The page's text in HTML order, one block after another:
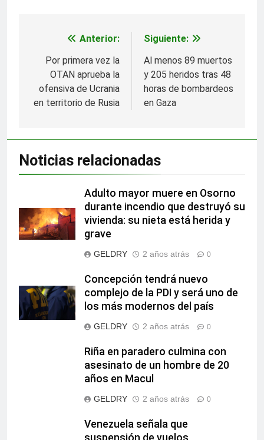
Navegación
entradas
Anterior:
Por primera vez la
OTAN aprueba la
ofensiva de Ucrania
en territorio de Rusia
Siguiente:
Al menos 89 muertos
y 205 heridos tras 48
horas de bombardeos
en Gaza
Noticias relacionadas
Adulto mayor muere en Osorno
durante incendio que destruyó su
vivienda: su nieta está herida y
grave
GELDRY 2 años atrás 0
Concepción tendrá nuevo
complejo de la PDI y será uno de
los más modernos del país
GELDRY 2 años atrás 0
Riña en paradero culmina con
asesinato de un hombre de 20
años en Macul
GELDRY 2 años atrás 0
Venezuela señala que
suspensión de vuelos